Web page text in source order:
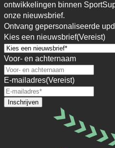
ontwikkelingen binnen
onze nieuwsbrief.
Ontvang gepersonaliseerde
Kies een nieuwsbrief(Vereist)
Voor- en achternaam
E-mailadres(Vereist)
Inschrijven